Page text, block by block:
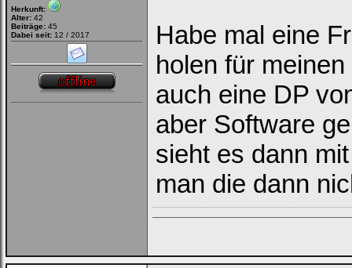
Herkunft:
Alter: 42
Beiträge: 45
Dabei seit: 12 / 2017
Habe mal eine
holen für
auch eine DP
aber Software
sieht es dann
man die dann